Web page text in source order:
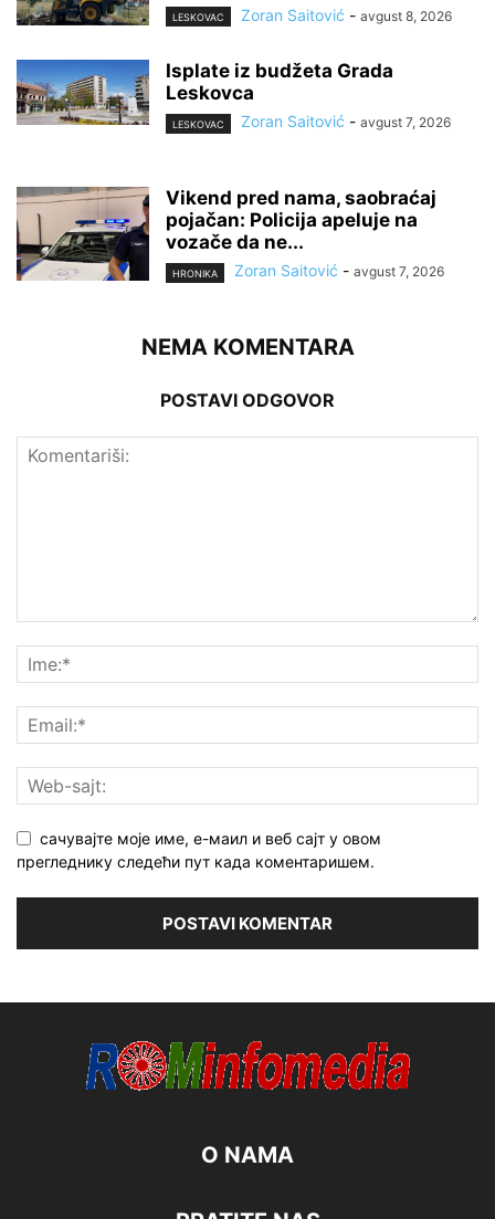
LESKOVAC Zoran Saitović - avgust 8, 2026
Isplate iz budžeta Grada
Leskovca
LESKOVAC Zoran Saitović - avgust 7, 2026
Vikend pred nama, saobraćaj
pojačan: Policija apeluje na
vozače da ne...
HRONIKA Zoran Saitović - avgust 7, 2026
NEMA KOMENTARA
POSTAVI ODGOVOR
сачувајте моје име, е-маил и веб сајт у овом
прегледнику следећи пут када коментаришем.
O NAMA